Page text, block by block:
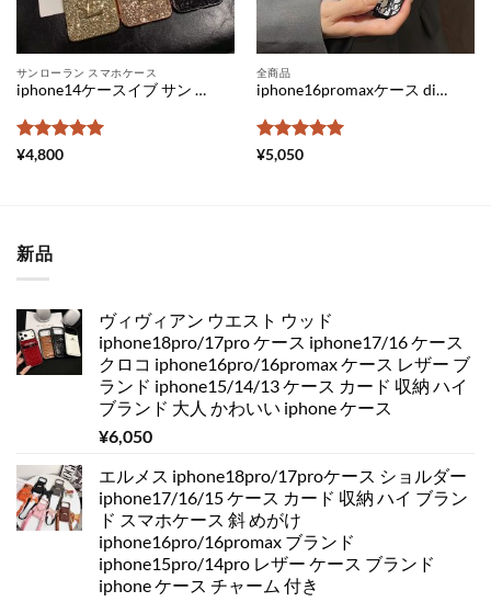
サンローラン スマホケース
iphone14ケースイブ サン ローラン iphone13pro/13pro max ケース パロディ iphone11pro ケース ラメ iphonese 第 2 世代 ケース 人気 女子 ysl iphonexs ケース キラキラ iphone xr 携帯 カバー 可愛い スマホケース 安い
5段階中
¥4,800
全商品
iphone16promaxケース dior iphone16/16pro ケース パロディ ディオール iphone15pro max/15 ケース 人気 スマホケース ハイブランドコピー 韓国 アイホンケース 大人 可愛い
5段階中
¥5,050
新品
ヴィヴィアン ウエスト ウッド
iphone18pro/17pro ケース iphone17/16 ケース
クロコ iphone16pro/16promax ケース レザー ブ
ランド iphone15/14/13 ケース カード 収納 ハイ
ブランド 大人 かわいい iphone ケース
¥6,050
エルメス iphone18pro/17proケース ショルダー
iphone17/16/15 ケース カード 収納 ハイ ブラン
ド スマホケース 斜 めがけ
iphone16pro/16promax ブランド
iphone15pro/14pro レザー ケース ブランド
iphone ケース チャーム 付き